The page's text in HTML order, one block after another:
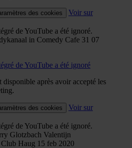
des cookies
Voir sur
de YouTube a été ignoré.
in Comedy Cafe 31 07
de YouTube a été ignoré
disponible après avoir accepté les
des cookies
Voir sur
de YouTube a été ignoré.
Glotzbach Valentijn
Haug 15 feb 2020